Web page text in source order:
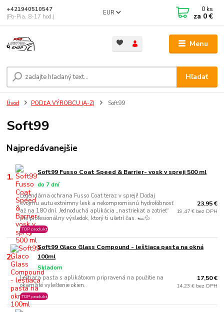
Menu
EUR
Hľadať
+421940510547
(Po-Pia, 8-17 hod.)
0 ks
za 0 €
Úvod PODĽA VÝROBCU (A-Z) Soft99
Soft99
Najpredávanejšie
1. Soft99 Fusso Coat Speed & Barrier- vosk v spreji 500 ml
Legendárna ochrana Fusso Coat teraz v spreji! Dodaj
svojmu autu extrémny lesk a nekompromisnú hydrofóbnosť
až na 180 dní. Jednoduchá aplikácia „nastriekať a zotrieť“
pre profesionálny výsledok, ktorý ti ušetrí čas. 🏎️💦
do 7 dní
TOP produkt
23,95 €
19,47 € bez DPH
2.
Soft99 Glaco Glass Compound - leštiaca pasta na okná
100ml
Leštiaca pasta s aplikátorom pripravená na použitie na
okamžité vyleštenie okien.
Skladom
TOP produkt
17,50 €
14,23 € bez DPH